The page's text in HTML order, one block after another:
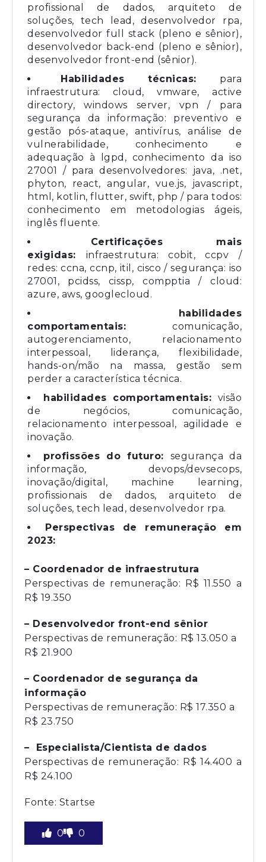
profissional de dados, arquiteto de
soluções, tech lead, desenvolvedor rpa,
desenvolvedor full stack (pleno e sênior),
desenvolvedor back-end (pleno e sênior),
desenvolvedor front-end (sênior).
Habilidades técnicas: para
infraestrutura: cloud, vmware, active
directory, windows server, vpn / para
segurança da informação: preventivo e
gestão pós-ataque, antivírus, análise de
vulnerabilidade, conhecimento e
adequação à lgpd, conhecimento da iso
27001 / para desenvolvedores: java, .net,
phyton, react, angular, vue.js, javascript,
html, kotlin, flutter, swift, php / para todos:
conhecimento em metodologias ágeis,
inglês fluente.
Certificações mais
exigidas: infraestrutura: cobit, ccpv /
redes: ccna, ccnp, itil, cisco / segurança: iso
27001, pcidss, cissp, compptia / cloud:
azure, aws, googlecloud.
habilidades
comportamentais: comunicação,
autogerenciamento, relacionamento
interpessoal, liderança, flexibilidade,
hands-on/mão na massa, gestão sem
perder a característica técnica.
habilidades comportamentais: visão
de negócios, comunicação,
relacionamento interpessoal, agilidade e
inovação.
profissões do futuro: segurança da
informação, devops/devsecops,
inovação/digital, machine learning,
profissionais de dados, arquiteto de
soluções, tech lead, desenvolvedor rpa.
Perspectivas de remuneração em
2023:
– Coordenador de infraestrutura
Perspectivas de remuneração: R$ 11.550 a
R$ 19.350
– Desenvolvedor front-end sênior
Perspectivas de remuneração: R$ 13.050 a
R$ 21.900
– Coordenador de segurança da
informação
Perspectivas de remuneração: R$ 17.350 a
R$ 23.750
– Especialista/Cientista de dados
Perspectivas de remuneração: R$ 14.400 a
R$ 24.100
Fonte: Startse
0 0